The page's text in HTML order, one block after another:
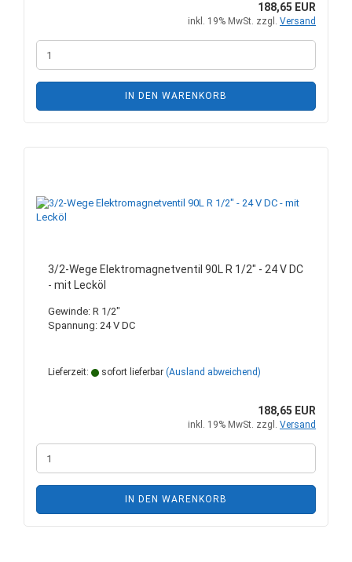
188,65 EUR
inkl. 19% MwSt. zzgl. Versand
IN DEN WARENKORB
3/2-Wege Elektromagnetventil 90L R 1/2" - 24 V DC
- mit Lecköl
Gewinde: R 1/2"
Spannung: 24 V DC
Lieferzeit: sofort lieferbar (Ausland abweichend)
188,65 EUR
inkl. 19% MwSt. zzgl. Versand
IN DEN WARENKORB